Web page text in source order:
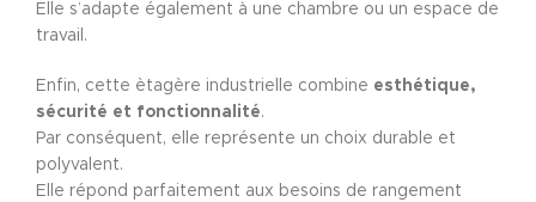
Elle s’adapte également à une chambre ou un espace de
travail.
Enfin, cette ètagère industrielle combine esthétique,
sécurité et fonctionnalité.
Par conséquent, elle représente un choix durable et
polyvalent.
Elle répond parfaitement aux besoins de rangement